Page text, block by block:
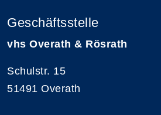
Geschäftsstelle
vhs Overath & Rösrath
Schulstr. 15
51491 Overath